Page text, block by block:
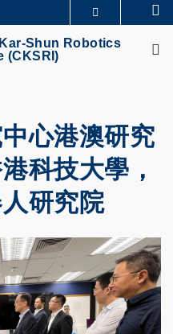
ACADEMIC DEPARTMENTS A-Z
LIBRARY
Shun Robotics
(CKSRI)
心港澳研究
科技大學，
研究院